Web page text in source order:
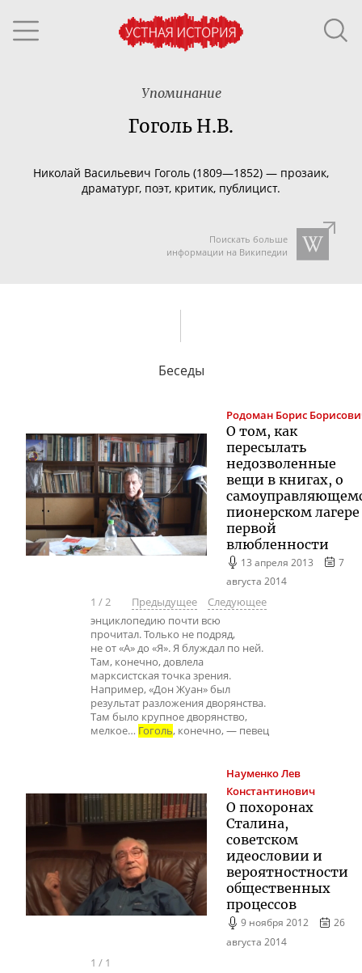
Упоминание
Гоголь Н.В.
Николай Васильевич Гоголь (1809—1852) — прозаик,
драматург, поэт, критик, публицист.
Поискать больше
информации на Википедии
Беседы
Родоман Борис
О том, как
пересылать
недозволенные
вещи в книгах, о
пионерском
первой
влюбленности
13 апреля 2013
7
августа 2014
1 /2 Предыдущее
Следующее
энциклопедию почти всю
прочитал. Только не подряд,
не от «А» до «Я». Я блуждал по ней.
Там, конечно, довлела
марксистская точка зрения.
Например, «Дон Жуан» был
результат разложения дворянства.
Там было крупное дворянство,
мелкое… Гоголь, конечно, — певец
НауменкоЛев
Константинович
О похоронах
Сталина,
советском
идеословии и
вероятностности
общественных
процессов
9 ноября 2012
26
августа 2014
1 / 1